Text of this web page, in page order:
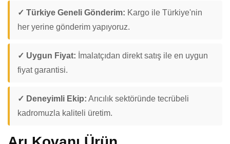
✓ Türkiye Geneli Gönderim: Kargo ile Türkiye'nin
her yerine gönderim yapıyoruz.
✓ Uygun Fiyat: İmalatçıdan direkt satış ile en uygun
fiyat garantisi.
✓ Deneyimli Ekip: Arıcılık sektöründe tecrübeli
kadromuzla kaliteli üretim.